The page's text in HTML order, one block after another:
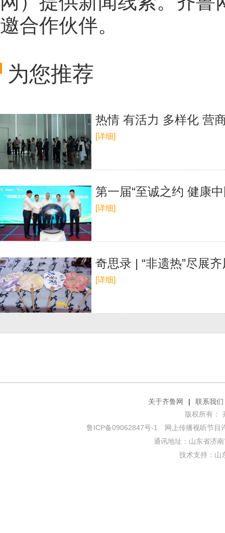
邀合作伙伴。
为您推荐
热情 有活力 多样化 营
[详细]
第一届“至诚之约 健康
[详细]
奇思录 | “非遗热”尽展
[详细]
关于齐鲁网 |
联系我们
版权所有：
鲁ICP备09062847号-1 网上传播视听节目
通讯地址：山东省济
技术支持： 山